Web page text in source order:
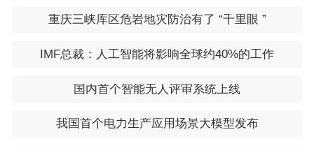
重庆三峡库区危岩地灾防治有了 “千里眼 ”
IMF总裁：人工智能将影响全球约40%的工作
国内首个智能无人评审系统上线
我国首个电力生产应用场景大模型发布